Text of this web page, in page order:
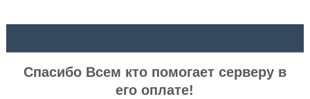
Спасибо Всем кто помогает серверу в
его оплате!